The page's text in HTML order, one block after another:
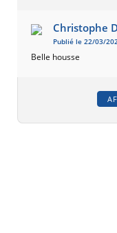
Christophe
Publié le 22/03/
Belle housse